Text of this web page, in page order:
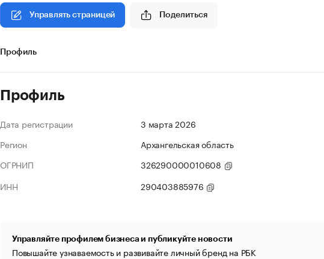
Управлять страницей Поделиться
Профиль
Профиль
Дата регистрации
3 марта 2026
Регион
Архангельская область
ОГРНИП
326290000010608
ИНН
290403885976
Управляйте профилем бизнеса и публикуйте новости
Повышайте узнаваемость и развивайте личный бренд на РБК